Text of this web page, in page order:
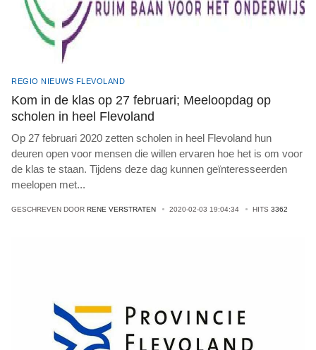
REGIO NIEUWS FLEVOLAND
Kom in de klas op 27 februari; Meeloopdag op
scholen in heel Flevoland
Op 27 februari 2020 zetten scholen in heel Flevoland hun
deuren open voor mensen die willen ervaren hoe het is om voor
de klas te staan. Tijdens deze dag kunnen geïnteresseerden
meelopen met...
GESCHREVEN DOOR RENE VERSTRATEN 2020-02-03 19:04:34 HITS 3362